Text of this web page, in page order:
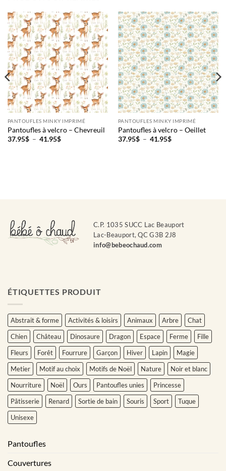
PANTOUFLES MINKY IMPRIMÉ
Pantoufles à velcro – Chevreuil
37.95$ – 41.95$Plage
PANTOUFLES MINKY IMPRIMÉ
Pantoufles à velcro – Oeillet
37.95$ – 41.95$Plage
C.P. 1035 SUCC Lac Beauport
Lac-Beauport, QC G3B 2J8
info@bebeochaud.com
ÉTIQUETTES PRODUIT
Abstrait & forme Activités & loisirs Animaux Arbre
Chat
Chien
Château Dinosaure Dragon Espace Ferme
Fille
Fleurs
Forêt Fourrure Garçon Hiver Lapin
Magie
Metier
Motif au choix Motifs de Noël Nature
Noir et blanc
Nourriture
Noël Ours Pantoufles unies
Princesse
Pâtisserie
Renard Sortie de bain Souris Sport
Tuque
Unisexe
Pantoufles
Couvertures